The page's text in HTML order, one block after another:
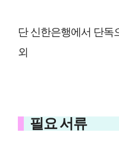
단 신한은행에서 단독
외
필요 서류